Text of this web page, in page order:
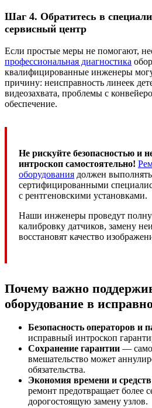
Шаг 4. Обратитесь в
сервисный центр
Если простые меры не помогают,
профессиональная диагностика
квалифицированные инженеры
причину: неисправность линеек
видеозахвата, проблемы с
обеспечение.
Не рискуйте безопасностью и
интроскоп самостоятельно!
оборудования должен
сертифицированными
с рентгеновскими установками.
Наши инженеры проведут
калибровку датчиков, замену
восстановят качество
Почему важно
оборудование в
Безопасность операторов и
исправный интроскоп
Сохранение гарантии —
вмешательство может
обязательства.
Экономия времени и средств
ремонт предотвращает более
дорогостоящую замену узлов.